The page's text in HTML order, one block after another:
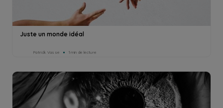
Juste un monde idéal
Patrick Vasse 1min de lecture